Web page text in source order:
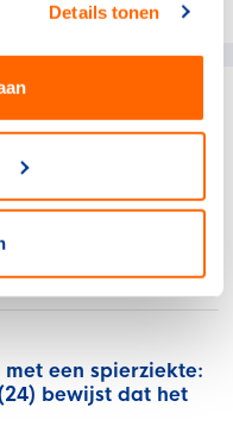
Details tonen
2025: Bied op
met een spierziekte:
bewijst dat het